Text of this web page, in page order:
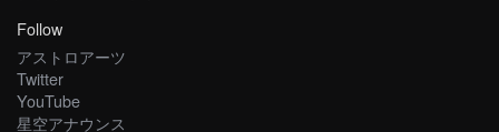
Follow
アストロアーツ
Twitter
YouTube
星空アナウンス